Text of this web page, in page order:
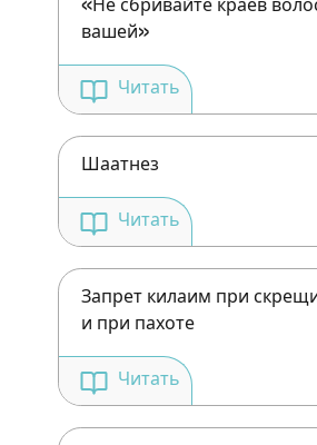
«Не сбривайте краев
вашей»
Читать
Шаатнез
Читать
Запрет килаим при
и при пахоте
Читать